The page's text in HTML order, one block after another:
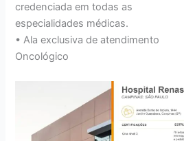
credenciada em todas as
especialidades médicas.
• Ala exclusiva de atendimento
Oncológico